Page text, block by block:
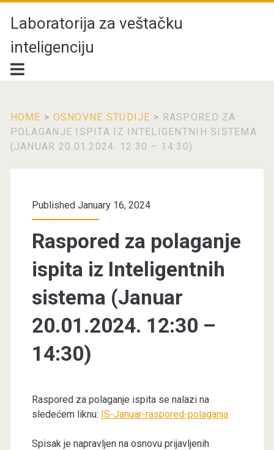
Laboratorija za veštačku
inteligenciju
HOME > OSNOVNE STUDIJE > RASPORED ZA
POLAGANJE ISPITA IZ INTELIGENTNIH SISTEMA
(JANUAR 20.01.2024. 12:30 – 14:30)
Published January 16, 2024
Raspored za polaganje
ispita iz Inteligentnih
sistema (Januar
20.01.2024. 12:30 –
14:30)
Raspored za polaganje ispita se nalazi na
sledećem liknu: IS-Januar-raspored-polaganja
Spisak je napravljen na osnovu prijavljenih